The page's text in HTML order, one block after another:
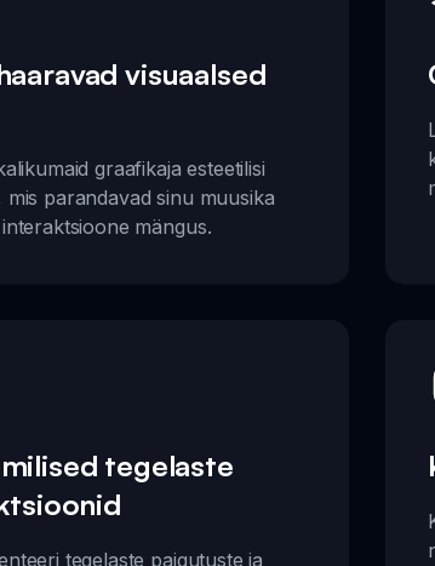
visuaalsed
graafikaja esteetilisi
mis parandavad sinu muusika
mängus.
tegelaste
tegelaste paigutuste ja